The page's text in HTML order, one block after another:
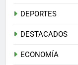
DEPORTES
DESTACADOS
ECONOMÍA